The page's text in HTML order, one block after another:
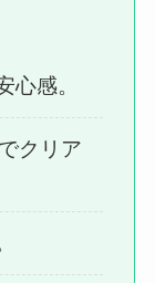
心感。
クリア